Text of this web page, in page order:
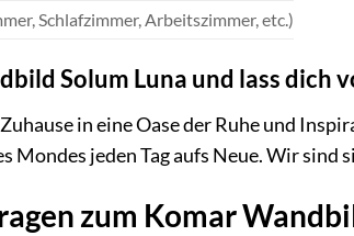
Schlafzimmer, Arbeitszimmer, etc.)
Solum Luna und lass dich
in eine Oase der Ruhe und
Mondes jeden Tag aufs Neue. Wir sind
zum Komar